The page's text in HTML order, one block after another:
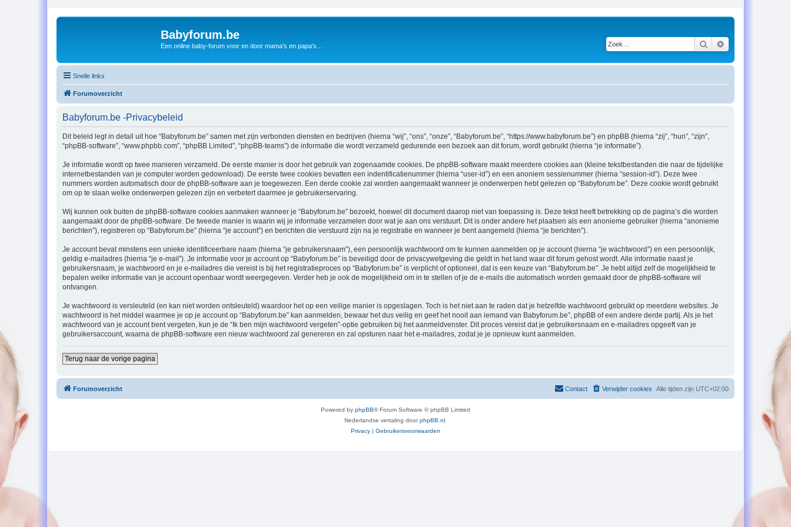
Babyforum.be
Een online baby-forum voor en door mama's en papa's... Zoek
Snelle links
Forumoverzicht
Babyforum.be -Privacybeleid
Dit beleid legt in detail uit hoe “Babyforum.be” samen met zijn verbonden diensten en bedrijven (hierna “wij”, “ons”, “onze”, “Babyforum.be”, “https://www.babyforum.be”) en phpBB (hierna “zij”, “hun”, “zijn”,
“phpBB-software”, “www.phpbb.com”, “phpBB Limited”, “phpBB-teams”) de informatie die wordt verzameld gedurende een bezoek aan dit forum, wordt gebruikt (hierna “je informatie”).
Je informatie wordt op twee manieren verzameld. De eerste manier is door het gebruik van zogenaamde cookies. De phpBB-software maakt meerdere cookies aan (kleine tekstbestanden die naar de tijdelijke
internetbestanden van je computer worden gedownload). De eerste twee cookies bevatten een indentificatienummer (hierna “user-id”) en een anoniem sessienummer (hierna “session-id”). Deze twee
nummers worden automatisch door de phpBB-software aan je toegewezen. Een derde cookie zal worden aangemaakt wanneer je onderwerpen hebt gelezen op “Babyforum.be”. Deze cookie wordt gebruikt
om op te slaan welke onderwerpen gelezen zijn en verbetert daarmee je gebruikerservaring.
Wij kunnen ook buiten de phpBB-software cookies aanmaken wanneer je “Babyforum.be” bezoekt, hoewel dit document daarop niet van toepassing is. Deze tekst heeft betrekking op de pagina’s die worden
aangemaakt door de phpBB-software. De tweede manier is waarin wij je informatie verzamelen door wat je aan ons verstuurt. Dit is onder andere het plaatsen als een anonieme gebruiker (hierna “anonieme
berichten”), registreren op “Babyforum.be” (hierna “je account”) en berichten die verstuurd zijn na je registratie en wanneer je bent aangemeld (hierna “je berichten”).
Je account bevat minstens een unieke identificeerbare naam (hierna “je gebruikersnaam”), een persoonlijk wachtwoord om te kunnen aanmelden op je account (hierna “je wachtwoord”) en een persoonlijk,
geldig e-mailadres (hierna “je e-mail”). Je informatie voor je account op “Babyforum.be” is beveiligd door de privacywetgeving die geldt in het land waar dit forum gehost wordt. Alle informatie naast je
gebruikersnaam, je wachtwoord en je e-mailadres die vereist is bij het registratieproces op “Babyforum.be” is verplicht of optioneel, dat is een keuze van “Babyforum.be”. Je hebt altijd zelf de mogelijkheid te
bepalen welke informatie van je account openbaar wordt weergegeven. Verder heb je ook de mogelijkheid om in te stellen of je de e-mails die automatisch worden gemaakt door de phpBB-software wil
ontvangen.
Je wachtwoord is versleuteld (en kan niet worden ontsleuteld) waardoor het op een veilige manier is opgeslagen. Toch is het niet aan te raden dat je hetzelfde wachtwoord gebruikt op meerdere websites. Je
wachtwoord is het middel waarmee je op je account op “Babyforum.be” kan aanmelden, bewaar het dus veilig en geef het nooit aan iemand van Babyforum.be”, phpBB of een andere derde partij. Als je het
wachtwoord van je account bent vergeten, kun je de “Ik ben mijn wachtwoord vergeten”-optie gebruiken bij het aanmeldvenster. Dit proces vereist dat je gebruikersnaam en e-mailadres opgeeft van je
gebruikersaccount, waarna de phpBB-software een nieuw wachtwoord zal genereren en zal opsturen naar het e-mailadres, zodat je je opnieuw kunt aanmelden.
Terug naar de vorige pagina
Forumoverzicht Alle tijden zijn UTC+02:00
Verwijder cookies
Contact
Powered by phpBB® Forum Software © phpBB Limited
Nederlandse vertaling doorphpBB.nl
Privacy | Gebruikersvoorwaarden